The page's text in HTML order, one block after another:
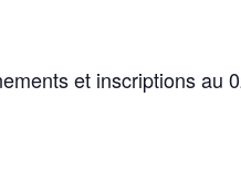
et inscriptions au